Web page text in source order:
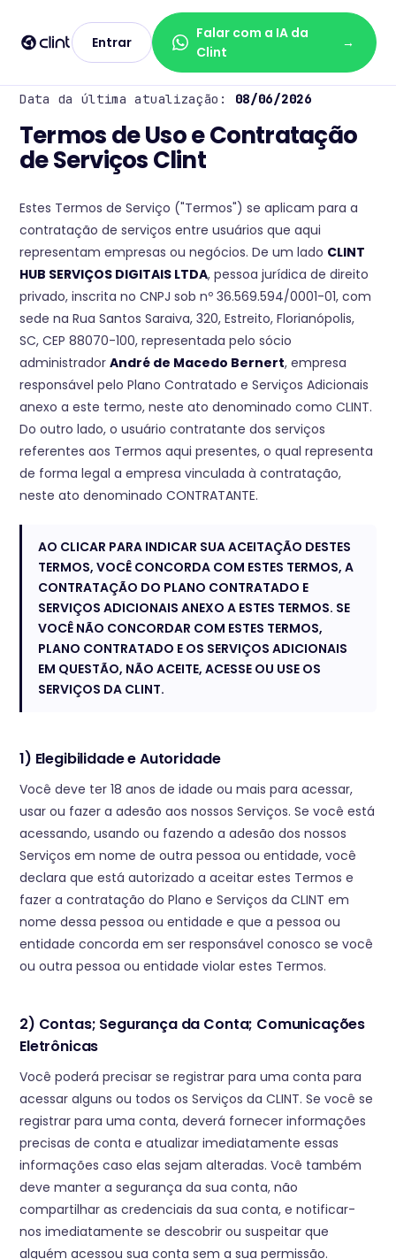
Entrar
Falar com a IA da
Clint
→
Data da última atualização: 08/06/2026
Termos de Uso e Contratação
de Serviços Clint
Estes Termos de Serviço ("Termos") se aplicam para a
contratação de serviços entre usuários que aqui
representam empresas ou negócios. De um lado CLINT
HUB SERVIÇOS DIGITAIS LTDA, pessoa jurídica de direito
privado, inscrita no CNPJ sob nº 36.569.594/0001-01, com
sede na Rua Santos Saraiva, 320, Estreito, Florianópolis,
SC, CEP 88070-100, representada pelo sócio
administrador André de Macedo Bernert, empresa
responsável pelo Plano Contratado e Serviços Adicionais
anexo a este termo, neste ato denominado como CLINT.
Do outro lado, o usuário contratante dos serviços
referentes aos Termos aqui presentes, o qual representa
de forma legal a empresa vinculada à contratação,
neste ato denominado CONTRATANTE.
AO CLICAR PARA INDICAR SUA ACEITAÇÃO DESTES
TERMOS, VOCÊ CONCORDA COM ESTES TERMOS, A
CONTRATAÇÃO DO PLANO CONTRATADO E
SERVIÇOS ADICIONAIS ANEXO A ESTES TERMOS. SE
VOCÊ NÃO CONCORDAR COM ESTES TERMOS,
PLANO CONTRATADO E OS SERVIÇOS ADICIONAIS
EM QUESTÃO, NÃO ACEITE, ACESSE OU USE OS
SERVIÇOS DA CLINT.
1) Elegibilidade e Autoridade
Você deve ter 18 anos de idade ou mais para acessar,
usar ou fazer a adesão aos nossos Serviços. Se você está
acessando, usando ou fazendo a adesão dos nossos
Serviços em nome de outra pessoa ou entidade, você
declara que está autorizado a aceitar estes Termos e
fazer a contratação do Plano e Serviços da CLINT em
nome dessa pessoa ou entidade e que a pessoa ou
entidade concorda em ser responsável conosco se você
ou outra pessoa ou entidade violar estes Termos.
2) Contas; Segurança da Conta; Comunicações
Eletrônicas
Você poderá precisar se registrar para uma conta para
acessar alguns ou todos os Serviços da CLINT. Se você se
registrar para uma conta, deverá fornecer informações
precisas de conta e atualizar imediatamente essas
informações caso elas sejam alteradas. Você também
deve manter a segurança da sua conta, não
compartilhar as credenciais da sua conta, e notificar-
nos imediatamente se descobrir ou suspeitar que
alguém acessou sua conta sem a sua permissão.